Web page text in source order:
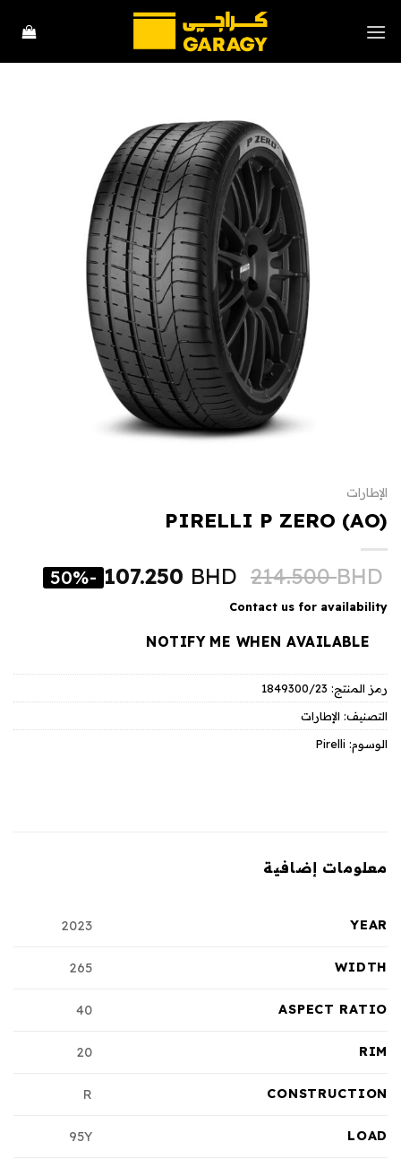
للمحتوى
الإطارات
PIRELLI P ZERO (AO)
214.500BHD
107.250 BHD
-50%
Contact us for availability
NOTIFY ME WHEN AVAILABLE
رمز المنتج: 1849300/23
التصنيف: الإطارات
الوسوم: Pirelli
معلومات إضافية
YEAR
2023
WIDTH
265
ASPECT RATIO
40
RIM
20
CONSTRUCTION
R
LOAD
95Y